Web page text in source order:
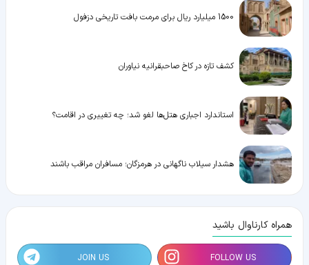
1500 میلیارد ریال برای مرمت بافت تاریخی دزفول
کشف تازه در کاخ صاحبقرانیه نیاوران
استاندارد اجباری هتل‌ها لغو شد؛ چه تغییری در اقامت؟
هشدار سیلاب ناگهانی در هرمزگان؛ مسافران مراقب باشند
همراه کارناوال باشید
FOLLOW US
JOIN US